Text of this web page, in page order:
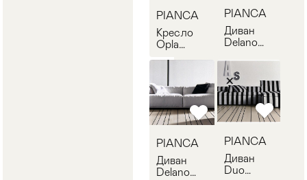
PIANCA
Кресло
Opla
PIANCA
Диван
Delano
DL39TB
PIANCA
Диван
Delano
PIANCA
Диван
Duo